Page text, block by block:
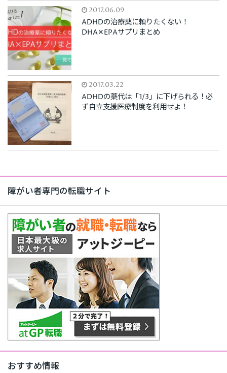
2017.06.09
ADHDの治療薬に頼りたくない！
DHA✕EPAサプリまとめ
2017.03.22
ADHDの薬代は「1/3」に下げられる！必
ず自立支援医療制度を利用せよ！
障がい者専門の転職サイト
おすすめ情報